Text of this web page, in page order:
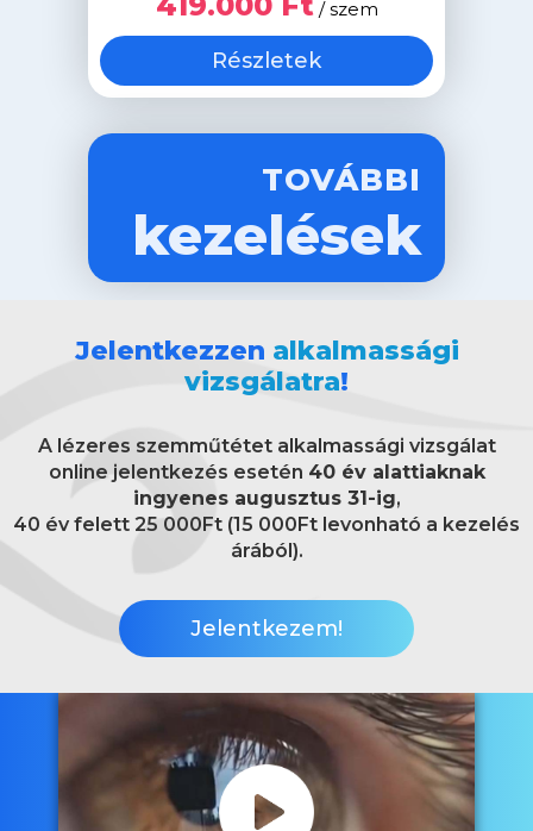
/ szem
Részletek
TOVÁBBI
kezelések
Jelentkezzen alkalmassági
vizsgálatra!
A lézeres szemműtétet alkalmassági vizsgálat
online jelentkezés esetén 40 év alattiaknak
ingyenes augusztus 31-ig,
40 év felett 25 000Ft (15 000Ft levonható a kezelés
árából).
Jelentkezem!